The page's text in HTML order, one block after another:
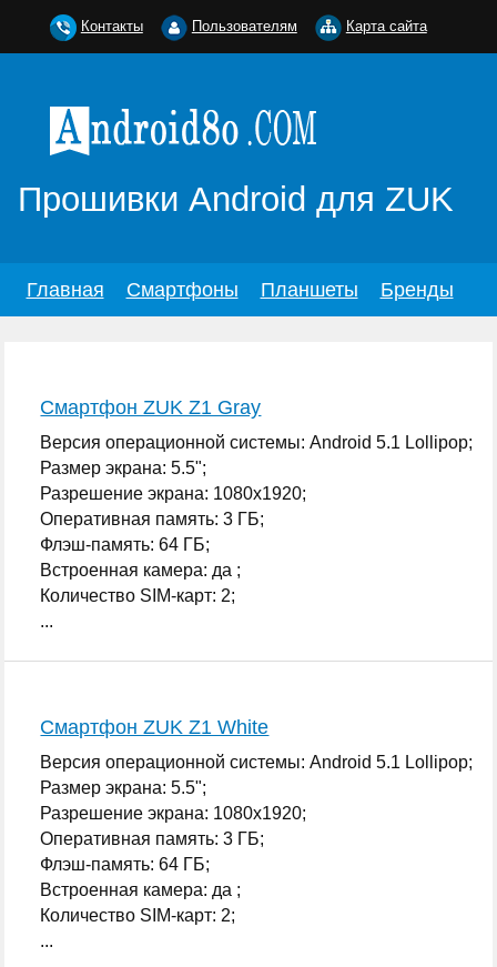
Прошивки Android для ZUK
Главная Смартфоны Планшеты Бренды
Смартфон ZUK Z1 Gray
Версия операционной системы: Android 5.1 Lollipop;
Размер экрана: 5.5";
Разрешение экрана: 1080x1920;
Оперативная память: 3 ГБ;
Флэш-память: 64 ГБ;
Встроенная камера: да ;
Количество SIM-карт: 2;
...
Смартфон ZUK Z1 White
Версия операционной системы: Android 5.1 Lollipop;
Размер экрана: 5.5";
Разрешение экрана: 1080x1920;
Оперативная память: 3 ГБ;
Флэш-память: 64 ГБ;
Встроенная камера: да ;
Количество SIM-карт: 2;
...
Контакты Пользователям Карта сайта